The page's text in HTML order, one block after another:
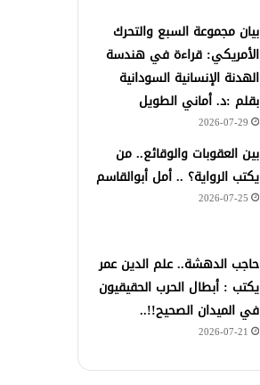
بيان مجموعة السبع والتحرك
الأمريكي: قراءة في هندسة
الهدنة الإنسانية السودانية
بقلم :د. أماني الطويل
2026-07-29
بين العقوبات والوقائع.. من
يكتب الرواية؟ .. أمل أبوالقاسم
2026-07-25
حاجب الدهشة.. علم الدين عمر
يكتب : أبطال الحرب الحقيقيون
في الميدان الصحيح!!..
2026-07-21